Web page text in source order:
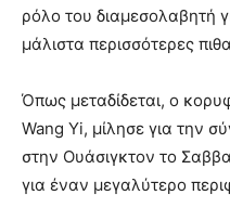
ρόλο του διαμεσολαβητή
μάλιστα περισσότερες
Όπως μεταδίδεται, ο
Wang Yi, μίλησε για την
στην Ουάσιγκτον το
για έναν μεγαλύτερο